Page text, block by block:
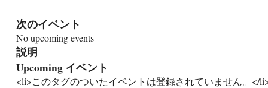
次のイベント
No upcoming events
説明
Upcoming イベント
<li>このタグのついたイベントは登録されていません。</